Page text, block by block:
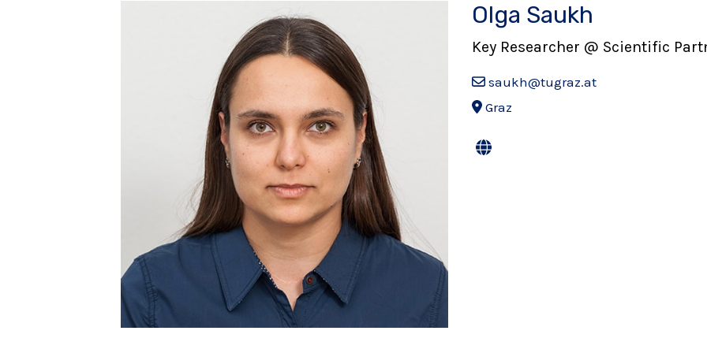
Olga Saukh
Key Researcher @ Scientific
saukh@tugraz.at
Graz